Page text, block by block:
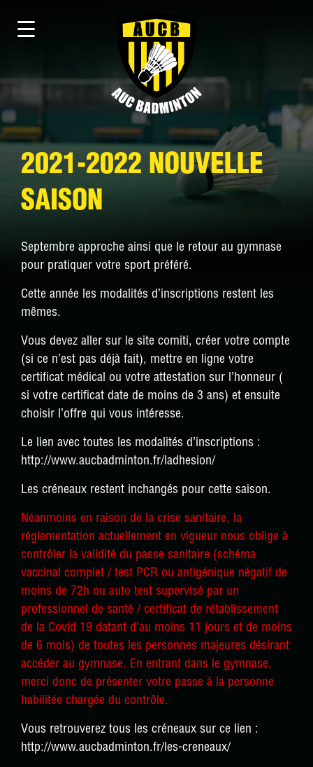
2021-2022 NOUVELLE
SAISON
Septembre approche ainsi que le retour au gymnase
pour pratiquer votre sport préféré.
Cette année les modalités d’inscriptions restent les
mêmes.
Vous devez aller sur le site comiti, créer votre compte
(si ce n’est pas déjà fait), mettre en ligne votre
certificat médical ou votre attestation sur l’honneur (
si votre certificat date de moins de 3 ans) et ensuite
choisir l’offre qui vous intéresse.
Le lien avec toutes les modalités d’inscriptions :
http://www.aucbadminton.fr/ladhesion/
Les créneaux restent inchangés pour cette saison.
Néanmoins en raison de la crise sanitaire, la
réglementation actuellement en vigueur nous oblige à
contrôler la validité du passe sanitaire (schéma
vaccinal complet / test PCR ou antigénique négatif de
moins de 72h ou auto test supervisé par un
professionnel de santé / certificat de rétablissement
de la Covid 19 datant d’au moins 11 jours et de moins
de 6 mois) de toutes les personnes majeures désirant
accéder au gymnase. En entrant dans le gymnase,
merci donc de présenter votre passe à la personne
habilitée chargée du contrôle.
Vous retrouverez tous les créneaux sur ce lien :
http://www.aucbadminton.fr/les-creneaux/